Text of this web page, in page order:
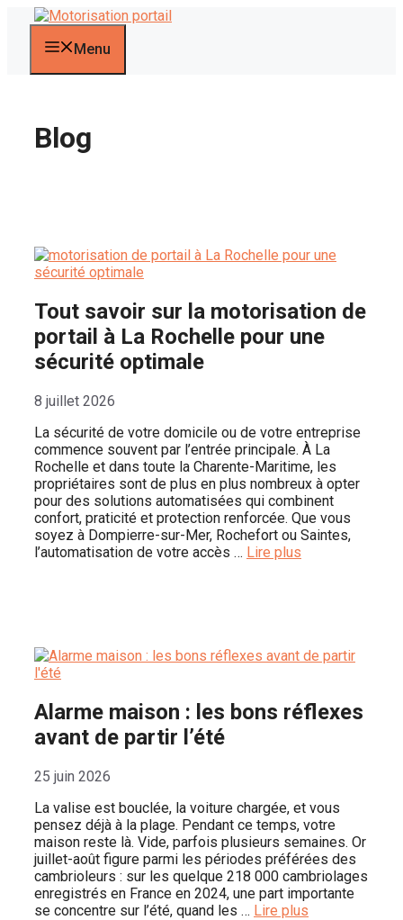
contenu
Menu
Blog
Tout savoir sur la motorisation de
portail à La Rochelle pour une
sécurité optimale
8 juillet 2026
La sécurité de votre domicile ou de votre entreprise
commence souvent par l’entrée principale. À La
Rochelle et dans toute la Charente-Maritime, les
propriétaires sont de plus en plus nombreux à opter
pour des solutions automatisées qui combinent
confort, praticité et protection renforcée. Que vous
soyez à Dompierre-sur-Mer, Rochefort ou Saintes,
l’automatisation de votre accès … Lire plus
Alarme maison : les bons réflexes
avant de partir l’été
25 juin 2026
La valise est bouclée, la voiture chargée, et vous
pensez déjà à la plage. Pendant ce temps, votre
maison reste là. Vide, parfois plusieurs semaines. Or
juillet-août figure parmi les périodes préférées des
cambrioleurs : sur les quelque 218 000 cambriolages
enregistrés en France en 2024, une part importante
se concentre sur l’été, quand les … Lire plus